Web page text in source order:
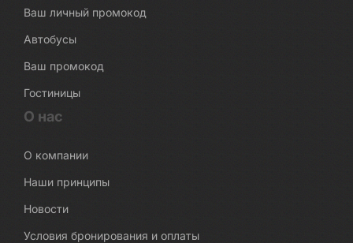
Ваш личный промокод
Автобусы
Ваш промокод
Гостиницы
О нас
О компании
Наши принципы
Новости
Условия бронирования и оплаты